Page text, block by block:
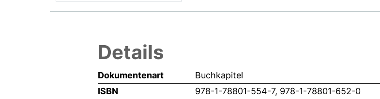
Details
Dokumentenart
Buchkapitel
ISBN
978-1-78801-554-7, 978-1-78801-652-0